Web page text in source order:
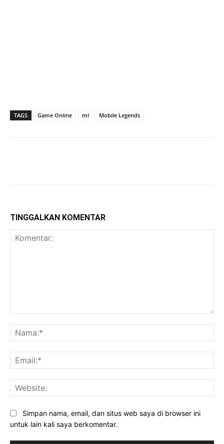
TAGS Game Online ml Mobile Legends
TINGGALKAN KOMENTAR
Simpan nama, email, dan situs web saya di browser ini
untuk lain kali saya berkomentar.